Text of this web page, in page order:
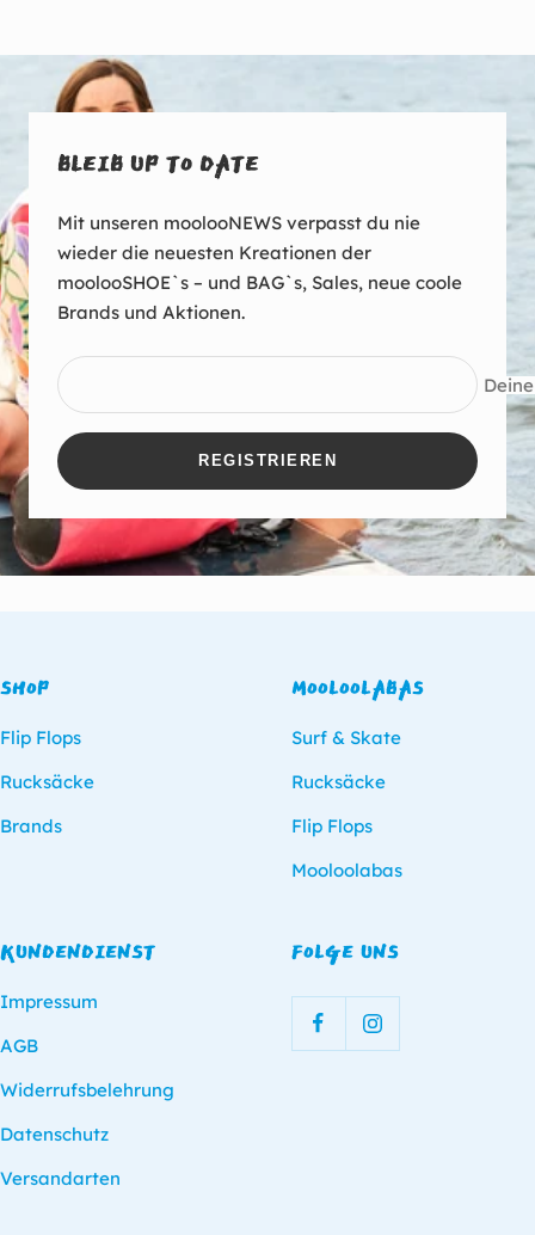
BLEIB UP TO DATE
Mit unseren moolooNEWS verpasst du nie
wieder die neuesten Kreationen der
moolooSHOE`s – und BAG`s, Sales, neue coole
Brands und Aktionen.
REGISTRIEREN
SHOP
Flip Flops
Rucksäcke
Brands
MOOLOOLABAS
Surf & Skate
Rucksäcke
Flip Flops
Mooloolabas
KUNDENDIENST
Impressum
AGB
Widerrufsbelehrung
Datenschutz
Versandarten
FOLGE UNS